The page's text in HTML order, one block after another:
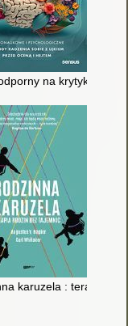
głęboki
na krytykę :
karuzela : terapia